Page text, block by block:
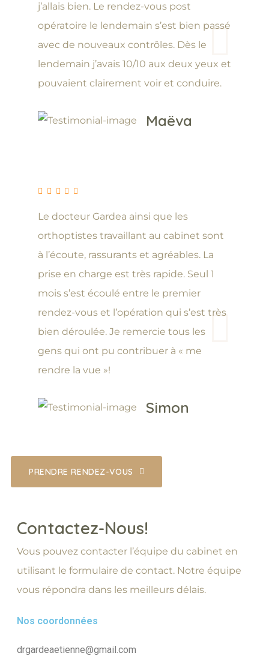
j’allais bien. Le rendez-vous post
opératoire le lendemain s’est bien passé
avec de nouveaux contrôles. Dès le
lendemain j’avais 10/10 aux deux yeux et
pouvaient clairement voir et conduire.
Maëva
Le docteur Gardea ainsi que les
orthoptistes travaillant au cabinet sont
à l’écoute, rassurants et agréables. La
prise en charge est très rapide. Seul 1
mois s’est écoulé entre le premier
rendez-vous et l’opération qui s’est très
bien déroulée. Je remercie tous les
gens qui ont pu contribuer à « me
rendre la vue »!
Simon
PRENDRE RENDEZ-VOUS
Contactez-Nous!
Vous pouvez contacter l’équipe du cabinet en
utilisant le formulaire de contact. Notre équipe
vous répondra dans les meilleurs délais.
Nos coordonnées
drgardeaetienne@gmail.com